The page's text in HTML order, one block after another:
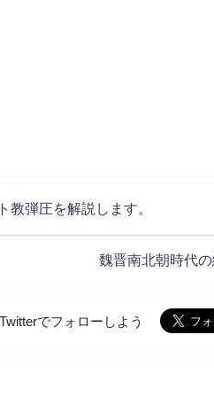
教弾圧を解説します。
魏晋南北朝時代
Twitterでフォローしよう